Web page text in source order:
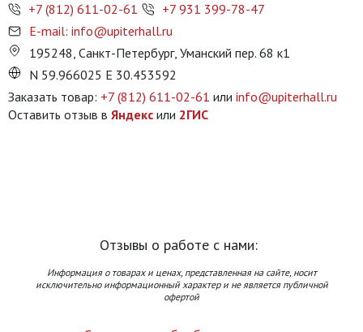
+7 (812) 611-02-61
+7 931 399-78-47
E-mail: info@upiterhall.ru
195248, Санкт-Петербург, Уманский пер. 68 к1
N 59.966025 E 30.453592
Заказать товар: +7 (812) 611-02-61 или info@upiterhall.ru
Оставить отзыв в Яндекс или 2ГИС
Отзывы о работе с нами:
Информация о товарах и ценах, представленная на сайте, носит
исключительно информационный характер и не является публичной
офертой